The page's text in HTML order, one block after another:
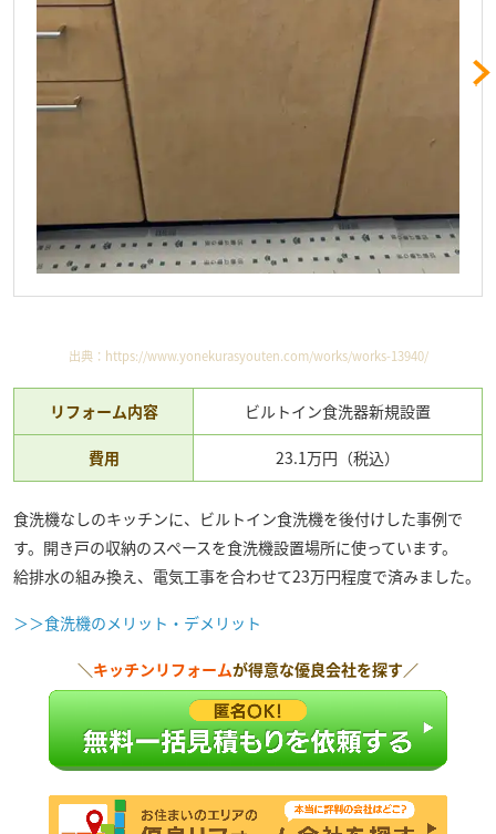
出典： https://www.yonekurasyouten.com/works/works-13940/
リフォーム内容 ビルトイン食洗器新規設置
費用 23.1万円（税込）
食洗機なしのキッチンに、ビルトイン食洗機を後付けした事例で
す。開き戸の収納のスペースを食洗機設置場所に使っています。
給排水の組み換え、電気工事を合わせて23万円程度で済みました。
＞＞食洗機のメリット・デメリット
＼ キッチンリフォームが得意な優良会社を探す／